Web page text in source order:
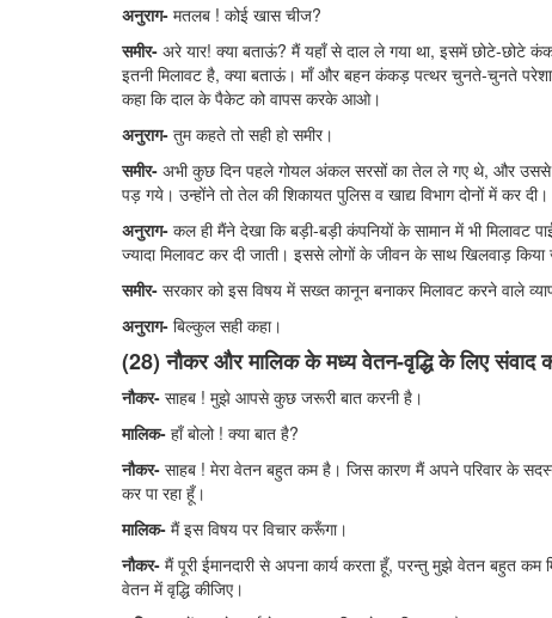
अनुराग- मतलब ! कोई खास चीज?
समीर- अरे यार! क्या बताऊं? मैं यहाँ से दाल ले गया था, इसमें छोटे-छोटे
इतनी मिलावट है, क्या बताऊं। माँ और बहन कंकड़ पत्थर चुनते-चुनते
कहा कि दाल के पैकेट को वापस करके आओ।
अनुराग- तुम कहते तो सही हो समीर।
समीर- अभी कुछ दिन पहले गोयल अंकल सरसों का तेल ले गए थे, और उससे
पड़ गये। उन्होंने तो तेल की शिकायत पुलिस व खाद्य विभाग दोनों में कर दी।
अनुराग- कल ही मैंने देखा कि बड़ी-बड़ी कंपनियों के सामान में भी मिलावट
ज्यादा मिलावट कर दी जाती। इससे लोगों के जीवन के साथ खिलवाड़
समीर- सरकार को इस विषय में सख्त कानून बनाकर मिलावट करने वाले
अनुराग- बिल्कुल सही कहा।
(28) नौकर और मालिक के मध्य वेतन-वृद्धि के लिए संवाद
नौकर- साहब ! मुझे आपसे कुछ जरूरी बात करनी है।
मालिक- हाँ बोलो ! क्या बात है?
नौकर- साहब ! मेरा वेतन बहुत कम है। जिस कारण मैं अपने परिवार के
कर पा रहा हूँ।
मालिक- मैं इस विषय पर विचार करूँगा।
नौकर- मैं पूरी ईमानदारी से अपना कार्य करता हूँ, परन्तु मुझे वेतन बहुत
वेतन में वृद्धि कीजिए।